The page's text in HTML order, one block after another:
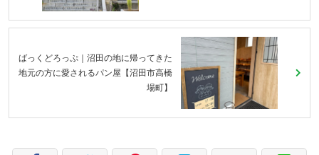
ばっくどろっぷ｜沼田の地に帰ってきた
地元の方に愛されるパン屋【沼田市高橋
場町】